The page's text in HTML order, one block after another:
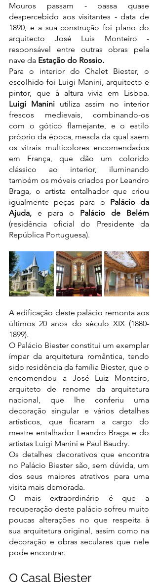
Mouros passam - passa quase
despercebido aos visitantes - data de
1890, e a sua construção foi plano do
arquitecto José Luís Monteiro -
responsável entre outras obras pela
nave da Estação do Rossio.
Para o interior do Chalet Biester, o
escolhido foi Luigi Manini, arquitecto e
Luigi Manini utiliza assim no interior
frescos medievais, combinando-os
com o gótico flamejante, e o estilo
próprio da época, mescla da qual saem
os vitrais multicolores encomendados
em França, que dão um colorido
clássico ao interior, iluminando
também os móveis criados por Leandro
Braga, o artista entalhador que criou
igualmente peças para o Palácio da
Ajuda, e para o Palácio de Belém
(residência oficial do Presidente da
República Portuguesa).
A edificação deste palácio remonta aos
últimos 20 anos do século XIX (1880-
1899).
O Palácio Biester constitui um exemplar
ímpar da arquitetura romântica, tendo
sido residência da família Biester, que o
encomendou a José Luiz Monteiro,
arquiteto de renome da arquitetura
nacional, que lhe conferiu uma
decoração singular e vários detalhes
artísticos, que ficaram a cargo do
mestre entalhador Leandro Braga e do
artistas Luigi Manini e Paul Baudry.
Os detalhes decorativos que encontra
no Palácio Biester são, sem dúvida, um
dos seus maiores atrativos para uma
visita mais demorada.
O mais extraordinário é que a
recuperação deste palácio sofreu muito
poucas alterações no que respeita à
sua arquitetura original, assim como na
decoração e obras seculares que nele
pode encontrar.
O Casal Biester